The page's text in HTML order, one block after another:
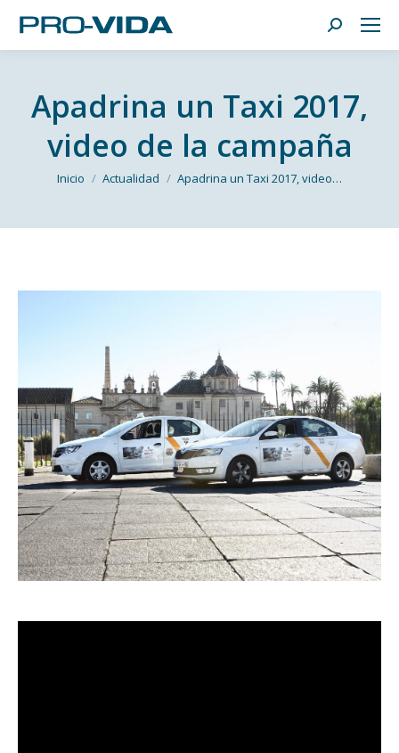
Buscar:
Apadrina un Taxi 2017,
video de la campaña
Estás aquí:
Inicio Actualidad Apadrina un Taxi 2017, video…